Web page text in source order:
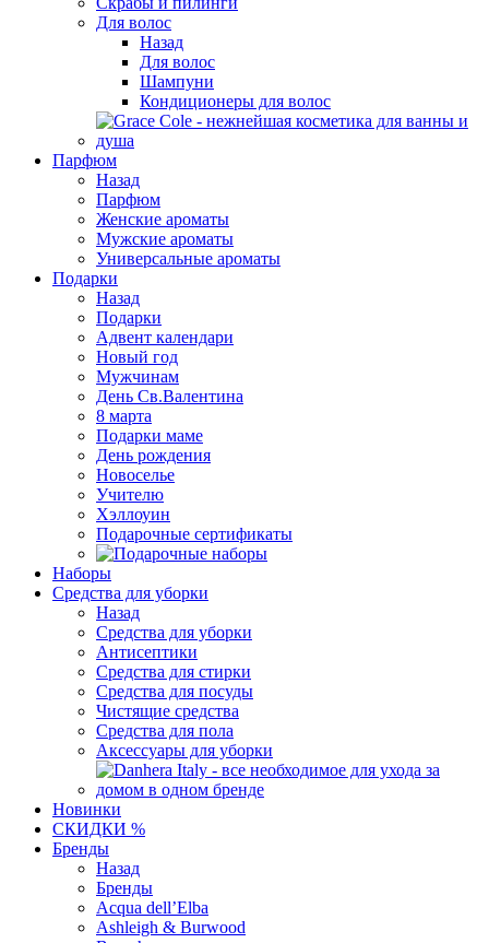
Для волос
Назад
Для волос
Шампуни
Кондиционеры для волос
Парфюм
Назад
Парфюм
Женские ароматы
Мужские ароматы
Универсальные ароматы
Подарки
Назад
Подарки
Адвент календари
Новый год
Мужчинам
День Св.Валентина
8 марта
Подарки маме
День рождения
Новоселье
Учителю
Хэллоуин
Подарочные сертификаты
Наборы
Средства для уборки
Назад
Средства для уборки
Антисептики
Средства для стирки
Средства для посуды
Чистящие средства
Средства для пола
Аксессуары для уборки
Новинки
СКИДКИ %
Бренды
Назад
Бренды
Acqua dell’Elba
Ashleigh & Burwood